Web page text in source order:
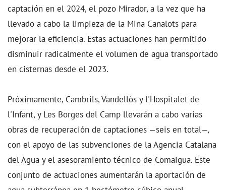
captación en el 2024, el pozo Mirador, a la vez que ha
llevado a cabo la limpieza de la Mina Canalots para
mejorar la eficiencia. Estas actuaciones han permitido
disminuir radicalmente el volumen de agua transportado
en cisternas desde el 2023.
Próximamente, Cambrils, Vandellòs y l'Hospitalet de
l'Infant, y Les Borges del Camp llevarán a cabo varias
obras de recuperación de captaciones —seis en total—,
con el apoyo de las subvenciones de la Agencia Catalana
del Agua y el asesoramiento técnico de Comaigua. Este
conjunto de actuaciones aumentarán la aportación de